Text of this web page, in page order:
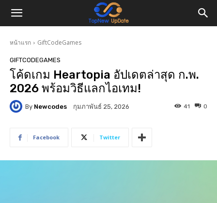
หน้าแรก GiftCodeGames
GIFTCODEGAMES
โค้ดเกม Heartopia อัปเดตล่าสุด ก.พ.
2026 พร้อมวิธีแลกไอเทม!
By Newcodes กุมภาพันธ์ 25, 2026 0
41
Facebook Twitter